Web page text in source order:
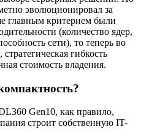
эволюционировал за
главным критерием были
(количество ядер,
сети), то теперь во
гибкость
стоимость владения.
Gen10, как правило,
строит собственную IT-